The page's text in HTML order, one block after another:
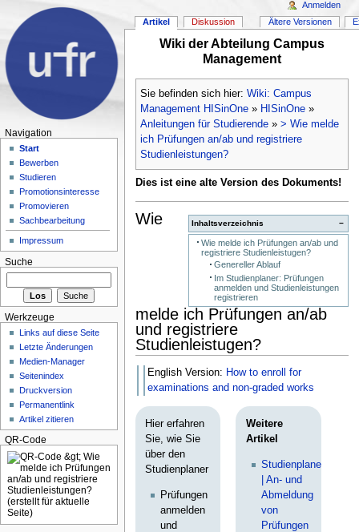
Wiki der Abteilung Campus
Management
Sie befinden sich hier: Wiki: Campus
Management HISinOne» HISinOne»
Anleitungen für Studierende» > Wie melde
ich Prüfungen an/ab und registriere
Studienleistungen?
Dies ist eine alte Version des Dokuments!
−
Inhaltsverzeichnis
Wie melde ich Prüfungen an/ab und
registriere Studienleistugen?
Genereller Ablauf
Im Studienplaner: Prüfungen
anmelden und Studienleistungen
registrieren
Wie
melde ich Prüfungen an/ab
und registriere
Studienleistugen?
English Version: How to enroll for
examinations and non-graded works
Hier erfahren
Sie, wie Sie
über den
Studienplaner
Prüfungen
anmelden
und
Weitere
Artikel
Studienplaner
| An- und
Abmeldung
von
Prüfungen
Artikel Diskussion Ältere Versionen
Anmelden
Navigation
Start
Bewerben
Studieren
Promotionsinteresse
Promovieren
Sachbearbeitung
Impressum
Suche
Werkzeuge
Links auf diese Seite
Letzte Änderungen
Medien-Manager
Seitenindex
Druckversion
Permanentlink
Artikel zitieren
QR-Code